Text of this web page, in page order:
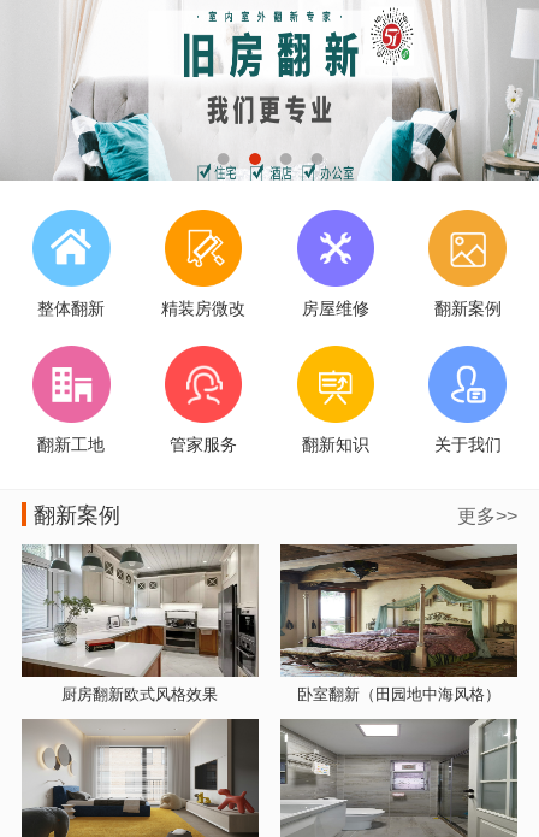
整体翻新 精装房微改 房屋维修 翻新案例
翻新工地 管家服务 翻新知识 关于我们
翻新案例 更多>>
厨房翻新欧式风格效果 卧室翻新（田园地中海风格）